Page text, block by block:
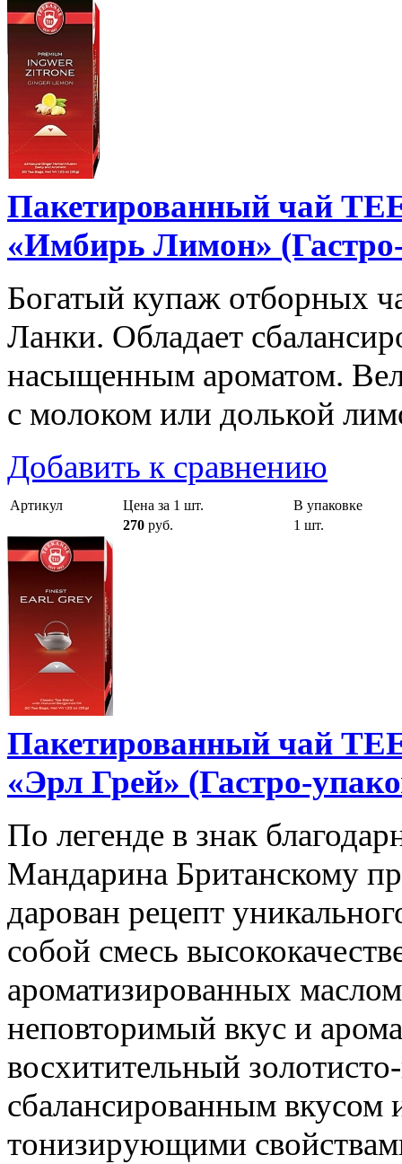
Пакетированный чай
«Имбирь Лимон»
Богатый купаж отборных
Ланки. Обладает
насыщенным ароматом.
с молоком или долькой
Добавить к сравнению
Артикул Цена за 1 шт.
В упаковке
270 руб. 1 шт.
Пакетированный чай
«Эрл Грей» (Гастро-
По легенде в знак
Мандарина Британскому
дарован рецепт
собой смесь
ароматизированных
неповторимый вкус и
восхитительный
сбалансированным
тонизирующими